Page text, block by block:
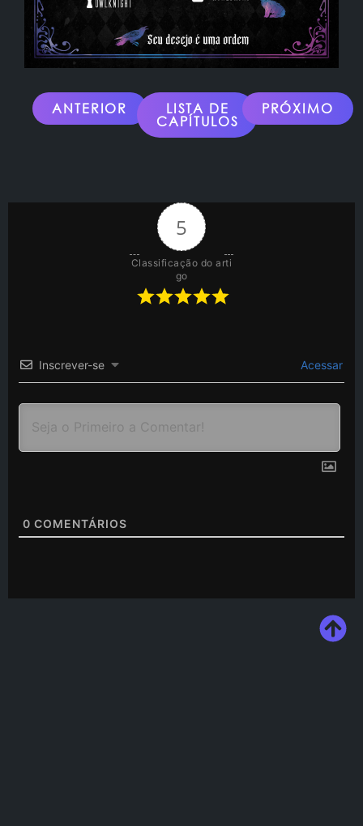
ANTERIOR LISTA DE
CAPÍTULOS
PRÓXIMO
5
Classificação do arti
go
Inscrever-se Acessar
0 COMENTÁRIOS